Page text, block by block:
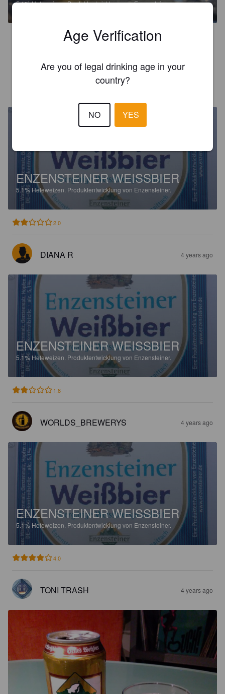
5.1%Hefeweizen.Produktentwicklung von Enzensteiner.
ENZENSTEINER WEISSBIER
5.1% Hefeweizen. Produktentwicklung von Enzensteiner.
2.0
DIANA R 4 years ago
ENZENSTEINER WEISSBIER
5.1% Hefeweizen. Produktentwicklung von Enzensteiner.
1.8
WORLDS_BREWERYS 4 years ago
ENZENSTEINER WEISSBIER
5.1% Hefeweizen. Produktentwicklung von Enzensteiner.
4.0
TONI TRASH 4 years ago
Age Verification
Are you of legal drinking age in your
country?
NO YES